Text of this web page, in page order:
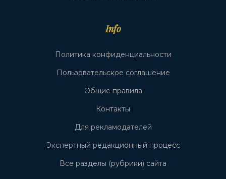
Info
Политика конфиденциальности
Пользовательское соглашение
Общие правила
Контакты
Для рекламодателей
Экспертный редакционный процесс
Все разделы (рубрики) сайта